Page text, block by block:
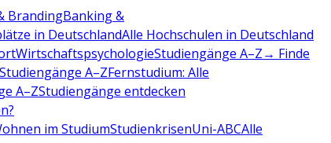
BrandingBanking &
in DeutschlandAlle Hochschulen in Deutschland
WirtschaftspsychologieStudiengänge A–Z→ Finde
A–ZFernstudium: Alle
A–ZStudiengänge entdecken
im StudiumStudienkrisenUni-ABCAlle